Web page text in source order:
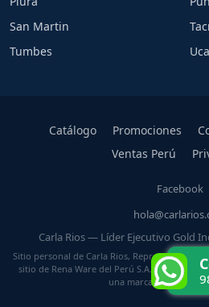
San Martin
Tumbes
Catálogo Promociones
Ventas Perú
Facebook
Carla Rios — Líder Ejecutivo Gold
Sitio personal de Carla Rios, Representante
sitio de Rena Ware del Perú S.A. ni de Rena
una marca registrada